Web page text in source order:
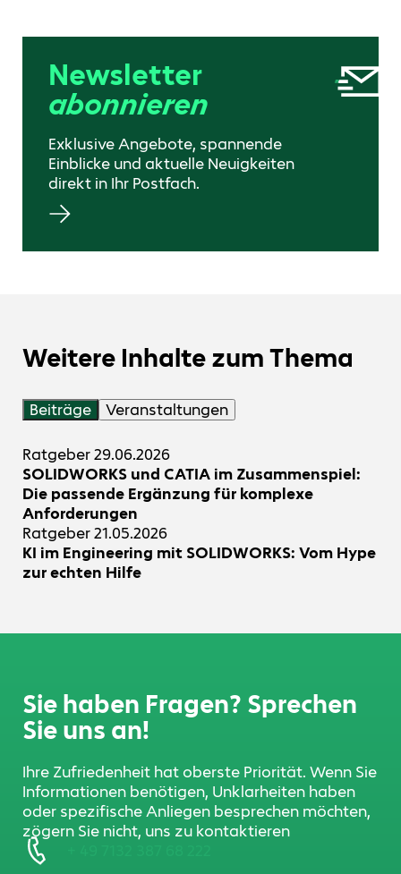
Newsletter
abonnieren
Exklusive Angebote, spannende
Einblicke und aktuelle Neuigkeiten
direkt in Ihr Postfach.
Weitere Inhalte zum Thema
Beiträge Veranstaltungen
Ratgeber29.06.2026
SOLIDWORKS und CATIA im Zusammenspiel:
Die passende Ergänzung für komplexe
Anforderungen
Ratgeber21.05.2026
KI im Engineering mit SOLIDWORKS: Vom Hype
zur echten Hilfe
Sie haben Fragen? Sprechen
Sie uns an!
Ihre Zufriedenheit hat oberste Priorität. Wenn Sie
Informationen benötigen, Unklarheiten haben
oder spezifische Anliegen besprechen möchten,
zögern Sie nicht, uns zu kontaktieren